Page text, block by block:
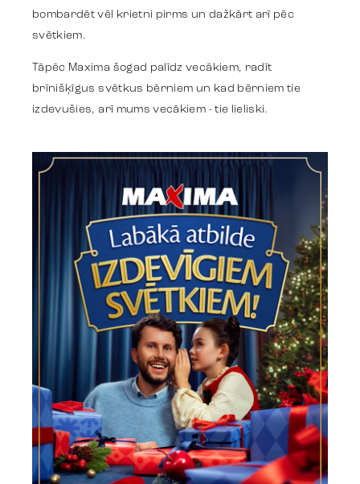
Identity
Team
Trends
Get in touch
bombardēt vēl krietni pirms un dažkārt arī pēc
svētkiem.
Tāpēc Maxima šogad palīdz vecākiem, radīt
brīnišķīgus svētkus bērniem un kad bērniem tie
izdevušies, arī mums vecākiem - tie lieliski.